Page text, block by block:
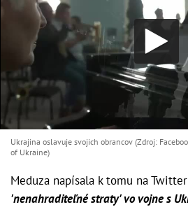
Ukrajina oslavuje svojich obrancov (Zdroj:
of Ukraine)
Meduza napísala k tomu na
'nenahraditeľné straty' vo vojne s